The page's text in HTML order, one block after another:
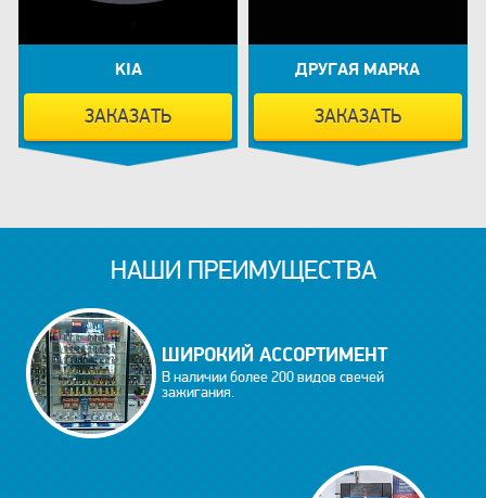
KIA
ЗАКАЗАТЬ
ДРУГАЯ МАРКА
ЗАКАЗАТЬ
НАШИ ПРЕИМУЩЕСТВА
ШИРОКИЙ АССОРТИМЕНТ
В наличии более 200 видов свечей
зажигания.